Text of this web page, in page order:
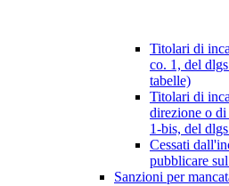
Titolari di
co. 1, del
tabelle)
Titolari di
direzione o
1-bis, del
Cessati
pubblicare
Sanzioni per